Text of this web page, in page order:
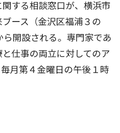
する相談窓口が、横浜市
ース（金沢区福浦３の
ら開設される。専門家であ
仕事の両立に対してのア
月第４金曜日の午後１時